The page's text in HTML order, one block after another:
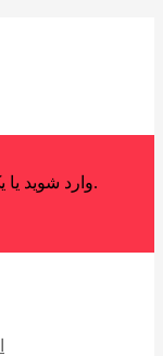
وارد شوید یا یک حساب کاربری جدید ایجاد کنید.